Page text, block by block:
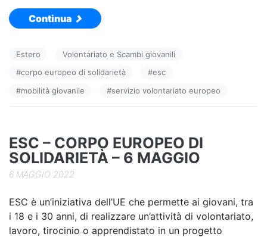
a
c
b
o
o
n
k
dI
n
vi
di
Continua
Estero
Volontariato e Scambi giovanili
#corpo europeo di solidarietà #esc
#mobilità giovanile #servizio volontariato europeo
ESC – CORPO EUROPEO DI
SOLIDARIETÀ – 6 MAGGIO
6 MAGGIO 2022
ESC è un’iniziativa dell’UE che permette ai giovani, tra
i 18 e i 30 anni, di realizzare un’attività di volontariato,
lavoro, tirocinio o apprendistato in un progetto